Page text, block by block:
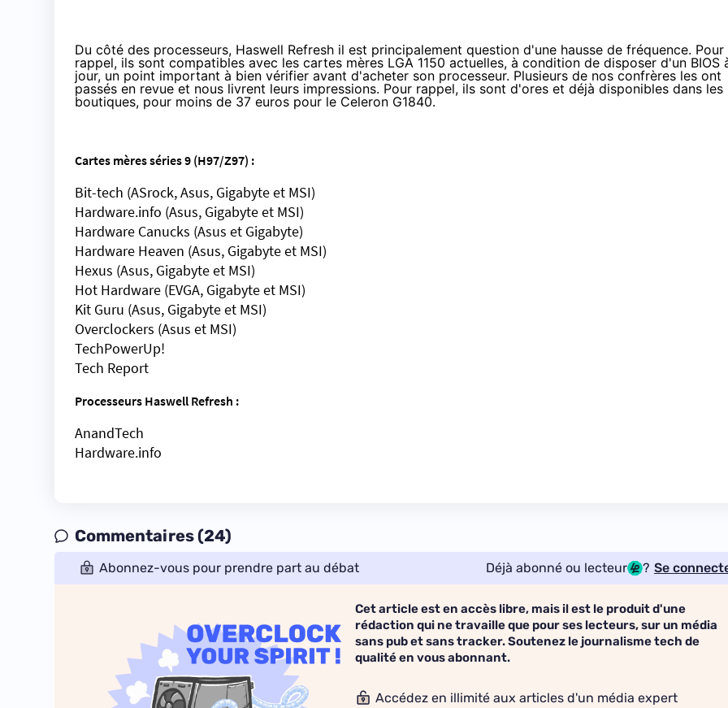
Du côté des processeurs, Haswell Refresh il est principalement question d'une hausse de fréquence. Pour
rappel, ils sont compatibles avec les cartes mères LGA 1150 actuelles, à condition de disposer d'un BIOS
jour, un point important à bien vérifier avant d'acheter son processeur. Plusieurs de nos confrères les ont
passés en revue et nous livrent leurs impressions. Pour rappel, ils sont d'ores et déjà disponibles dans les
boutiques, pour moins de 37 euros pour le Celeron G1840.
Cartes mères séries 9 (H97/Z97) :
Bit-tech (ASrock, Asus, Gigabyte et MSI)
Hardware.info (Asus, Gigabyte et MSI)
Hardware Canucks (Asus et Gigabyte)
Hardware Heaven (Asus, Gigabyte et MSI)
Hexus (Asus, Gigabyteet MSI)
Hot Hardware (EVGA, Gigabyte et MSI)
Kit Guru (Asus, Gigabyteet MSI)
Overclockers (Asus et MSI)
TechPowerUp!
Tech Report
Processeurs Haswell Refresh :
AnandTech
Hardware.info
Commentaires (24)
Abonnez-vous pour prendre part au débat Déjà abonné ou lecteur ? Se
Cet article est en accès libre, mais il est le produit d'une
rédaction qui ne travaille que pour ses lecteurs, sur un média
sans pub et sans tracker. Soutenez le journalisme tech de
qualité en vous abonnant.
Accédez en illimité aux articles d'un média expert